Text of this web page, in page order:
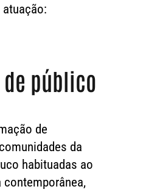
de público
de
da
habituadas ao